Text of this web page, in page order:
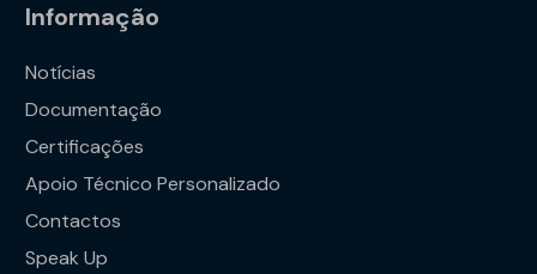
Informação
Notícias
Documentação
Certificações
Apoio Técnico Personalizado
Contactos
Speak Up